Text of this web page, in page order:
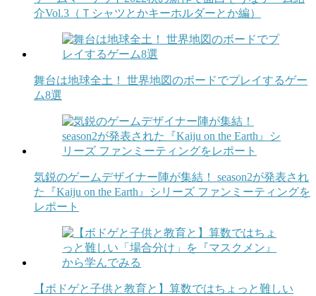
介Vol.3（Ｔシャツとかキーホルダーとか編）
舞台は地球全土！ 世界地図のボードでプレイするゲー
ム8選
気鋭のゲームデザイナー陣が集結！ season2が発表され
た『Kaiju on the Earth』シリーズ ファンミーティングを
レポート
【ボドゲと子供と教育と】算数ではちょっと難しい